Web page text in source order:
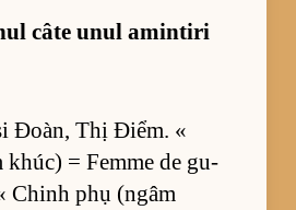
câte unul amin­tiri
Đoàn, Thị Điểm. «
khúc) = Femme de gu­
Chinh phụ (n­gâm